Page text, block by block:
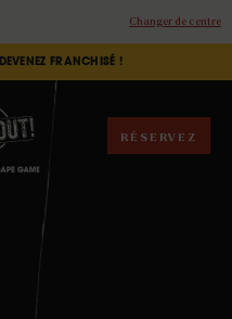
Changer de centre
DEVENEZ FRANCHISÉ !
RÉSERVEZ